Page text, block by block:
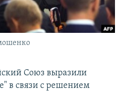
Союз выразили
в связи с решением